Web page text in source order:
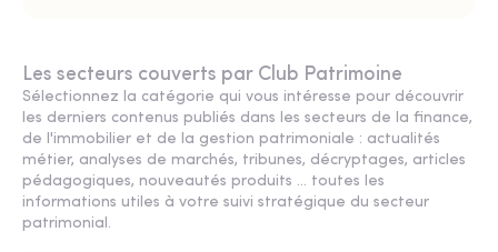
Les secteurs couverts par Club Patrimoine
Sélectionnez la catégorie qui vous intéresse pour découvrir
les derniers contenus publiés dans les secteurs de la finance,
de l'immobilier et de la gestion patrimoniale : actualités
métier, analyses de marchés, tribunes, décryptages, articles
pédagogiques, nouveautés produits ... toutes les
informations utiles à votre suivi stratégique du secteur
patrimonial.